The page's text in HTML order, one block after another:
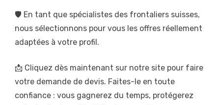
🛡️ En tant que spécialistes des frontaliers suisses,
nous sélectionnons pour vous les offres réellement
adaptées à votre profil.
📩 Cliquez dès maintenant sur notre site pour faire
votre demande de devis. Faites-le en toute
confiance : vous gagnerez du temps, protégerez